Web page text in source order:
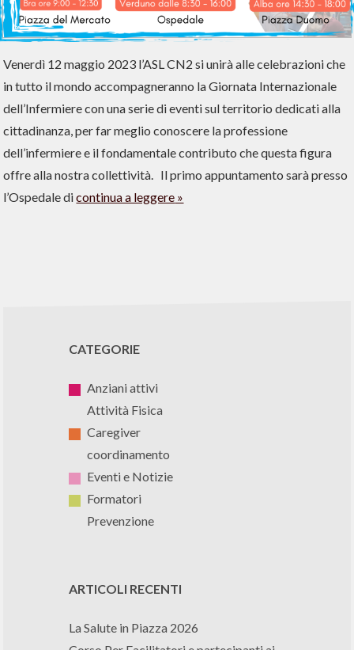
Venerdì 12 maggio 2023 l’ASL CN2 si unirà alle celebrazioni che
in tutto il mondo accompagneranno la Giornata Internazionale
dell’Infermiere con una serie di eventi sul territorio dedicati alla
cittadinanza, per far meglio conoscere la professione
dell’infermiere e il fondamentale contributo che questa figura
offre alla nostra collettività. Il primo appuntamento sarà presso
l’Ospedale dicontinua a leggere
CATEGORIE
Anziani attivi
Attività Fisica
Caregiver
coordinamento
Eventi e Notizie
Formatori
Prevenzione
ARTICOLI RECENTI
La Salute in Piazza 2026